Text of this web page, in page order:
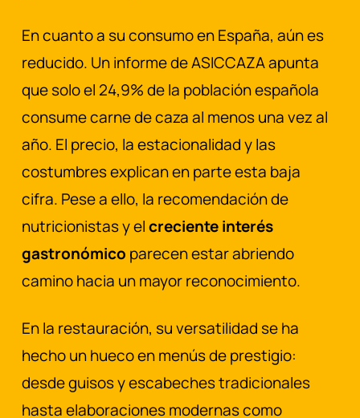
En cuanto a su consumo en España, aún es
reducido. Un informe de ASICCAZA apunta
que solo el 24,9% de la población española
consume carne de caza al menos una vez al
año. El precio, la estacionalidad y las
costumbres explican en parte esta baja
cifra. Pese a ello, la recomendación de
nutricionistas y elcreciente interés
gastronómico parecen estar abriendo
camino hacia un mayor reconocimiento.
En la restauración, su versatilidad se ha
hecho un hueco en menús de prestigio:
desde guisos y escabeches tradicionales
hasta elaboraciones modernas como